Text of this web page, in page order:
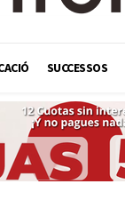
SUCCESSOS